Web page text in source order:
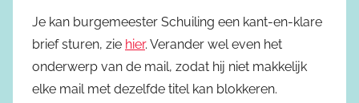
Je kan burgemeester Schuiling een kant-en-klare
brief sturen, zie hier. Verander wel even het
onderwerp van de mail, zodat hij niet makkelijk
elke mail met dezelfde titel kan blokkeren.